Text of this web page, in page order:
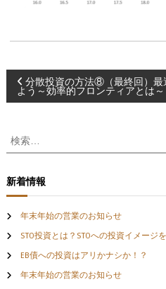
投
ナ
ビ
ゲ
ー
シ
分散投資の方法⑧（最終回）最
よう～効率的フロンティアとは～
検
索
象
:
新着情報
年末年始の営業のお知らせ
STO投資とは？STOへの投資イメージ
EB債への投資はアリかナシか！？
年末年始の営業のお知らせ